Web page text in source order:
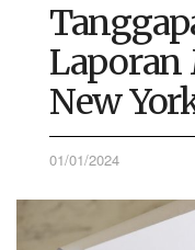
Laporan
New
01/01/2024